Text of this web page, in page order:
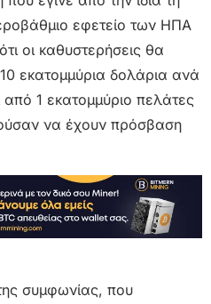
εφετείο των ΗΠΑ
οι καθυστερήσεις θα
εκατομμύρια δολάρια ανά
από 1 εκατομμύριο πελάτες
να έχουν πρόσβαση
συμφωνίας, που